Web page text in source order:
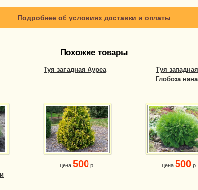
Подробнее об условиях доставки и оплаты
Похожие товары
Туя западная Ауреа
цена 500р.
Туя западная
Глобоза нана
цена 500р.